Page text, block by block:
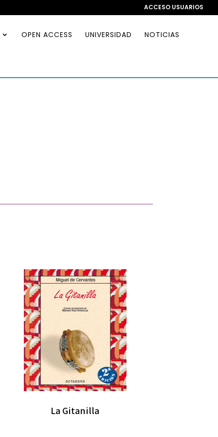
ACCESO USUARIOS
OPEN ACCESS UNIVERSIDAD NOTICIAS
La Gitanilla